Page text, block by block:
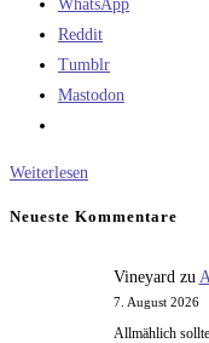
WhatsApp
Reddit
Tumblr
Mastodon
Weiterlesen
Neueste Kommentare
Vineyardzu
7. August 2026
Allmählich